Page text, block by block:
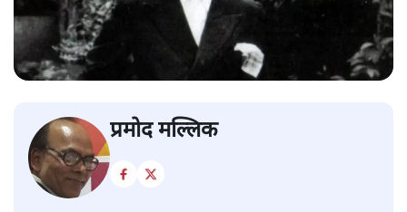
प्रमोद मल्लिक